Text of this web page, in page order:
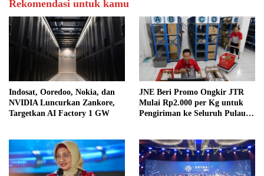
Rekomendasi untuk kamu
Indosat, Ooredoo, Nokia, dan
NVIDIA Luncurkan Zankore,
Targetkan AI Factory 1 GW
JNE Beri Promo Ongkir JTR
Mulai Rp2.000 per Kg untuk
Pengiriman ke Seluruh Pulau